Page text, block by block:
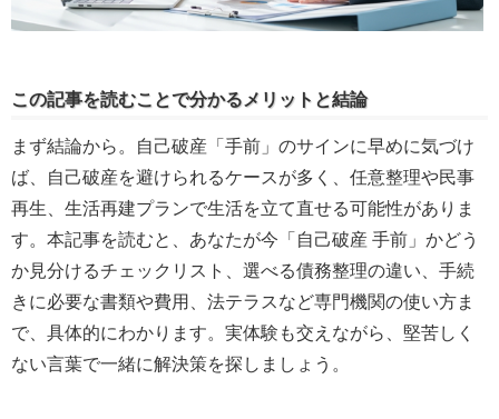
この記事を読むことで分かるメリットと結論
まず結論から。自己破産「手前」のサインに早めに気づけ
ば、自己破産を避けられるケースが多く、任意整理や民事
再生、生活再建プランで生活を立て直せる可能性がありま
す。本記事を読むと、あなたが今「自己破産 手前」かどう
か見分けるチェックリスト、選べる債務整理の違い、手続
きに必要な書類や費用、法テラスなど専門機関の使い方ま
で、具体的にわかります。実体験も交えながら、堅苦しく
ない言葉で一緒に解決策を探しましょう。